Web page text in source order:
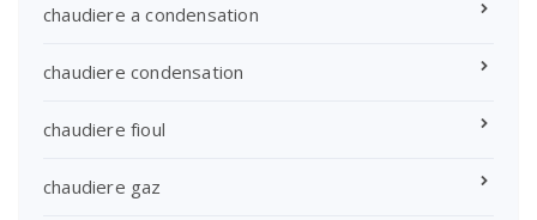
chaudiere a condensation
chaudiere condensation
chaudiere fioul
chaudiere gaz